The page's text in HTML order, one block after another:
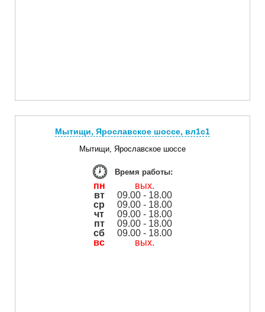
Мытищи, Ярославское шоссе, вл1с1
Мытищи, Ярославское шоссе
Время работы:
пн
вых.
вт
09.00 - 18.00
ср
09.00 - 18.00
чт
09.00 - 18.00
пт
09.00 - 18.00
сб
09.00 - 18.00
вс
вых.